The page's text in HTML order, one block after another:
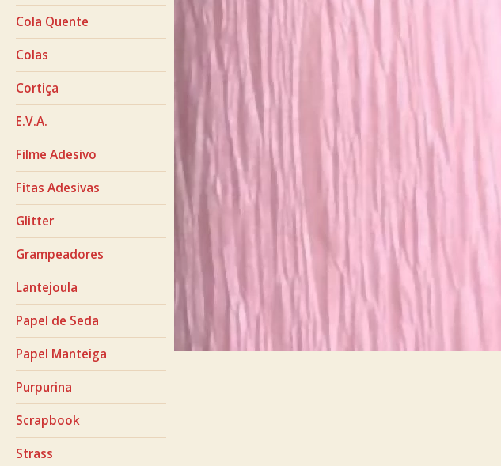
Cola Quente
Colas
Cortiça
E.V.A.
Filme Adesivo
Fitas Adesivas
Glitter
Grampeadores
Lantejoula
Papel de Seda
Papel Manteiga
Purpurina
Scrapbook
Strass